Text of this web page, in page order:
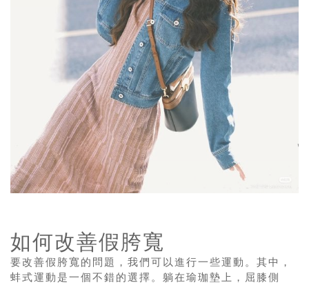
如何改善假胯寬
要改善假胯寬的問題，我們可以進行一些運動。其中，
蚌式運動是一個不錯的選擇。躺在瑜珈墊上，屈膝側